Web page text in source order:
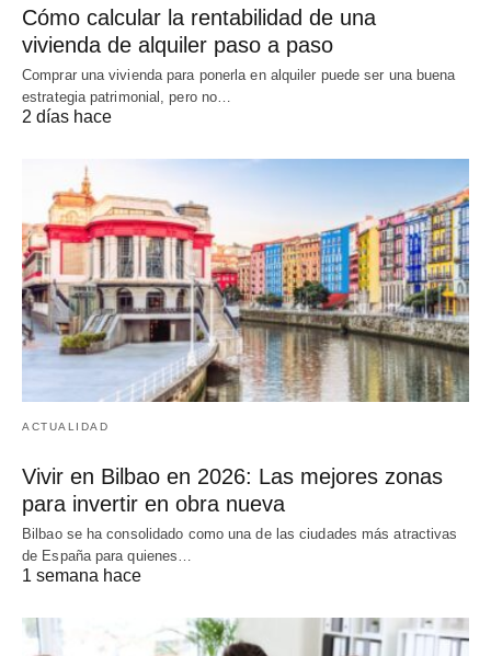
Cómo calcular la rentabilidad de una
vivienda de alquiler paso a paso
Comprar una vivienda para ponerla en alquiler puede ser una buena
estrategia patrimonial, pero no…
2 días hace
ACTUALIDAD
Vivir en Bilbao en 2026: Las mejores zonas
para invertir en obra nueva
Bilbao se ha consolidado como una de las ciudades más atractivas
de España para quienes…
1 semana hace